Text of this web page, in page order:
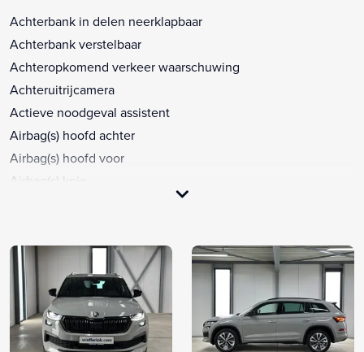
Achterbank in delen neerklapbaar
Achterbank verstelbaar
Achteropkomend verkeer waarschuwing
Achteruitrijcamera
Actieve noodgeval assistent
Airbag(s) hoofd achter
Airbag(s) hoofd voor
Airbag(s) knie
Airbag bestuurder
Airbag passagier
Alarm klasse 1(startblokkering)
Anti Blokkeer Systeem
Anti doorSlip Regeling